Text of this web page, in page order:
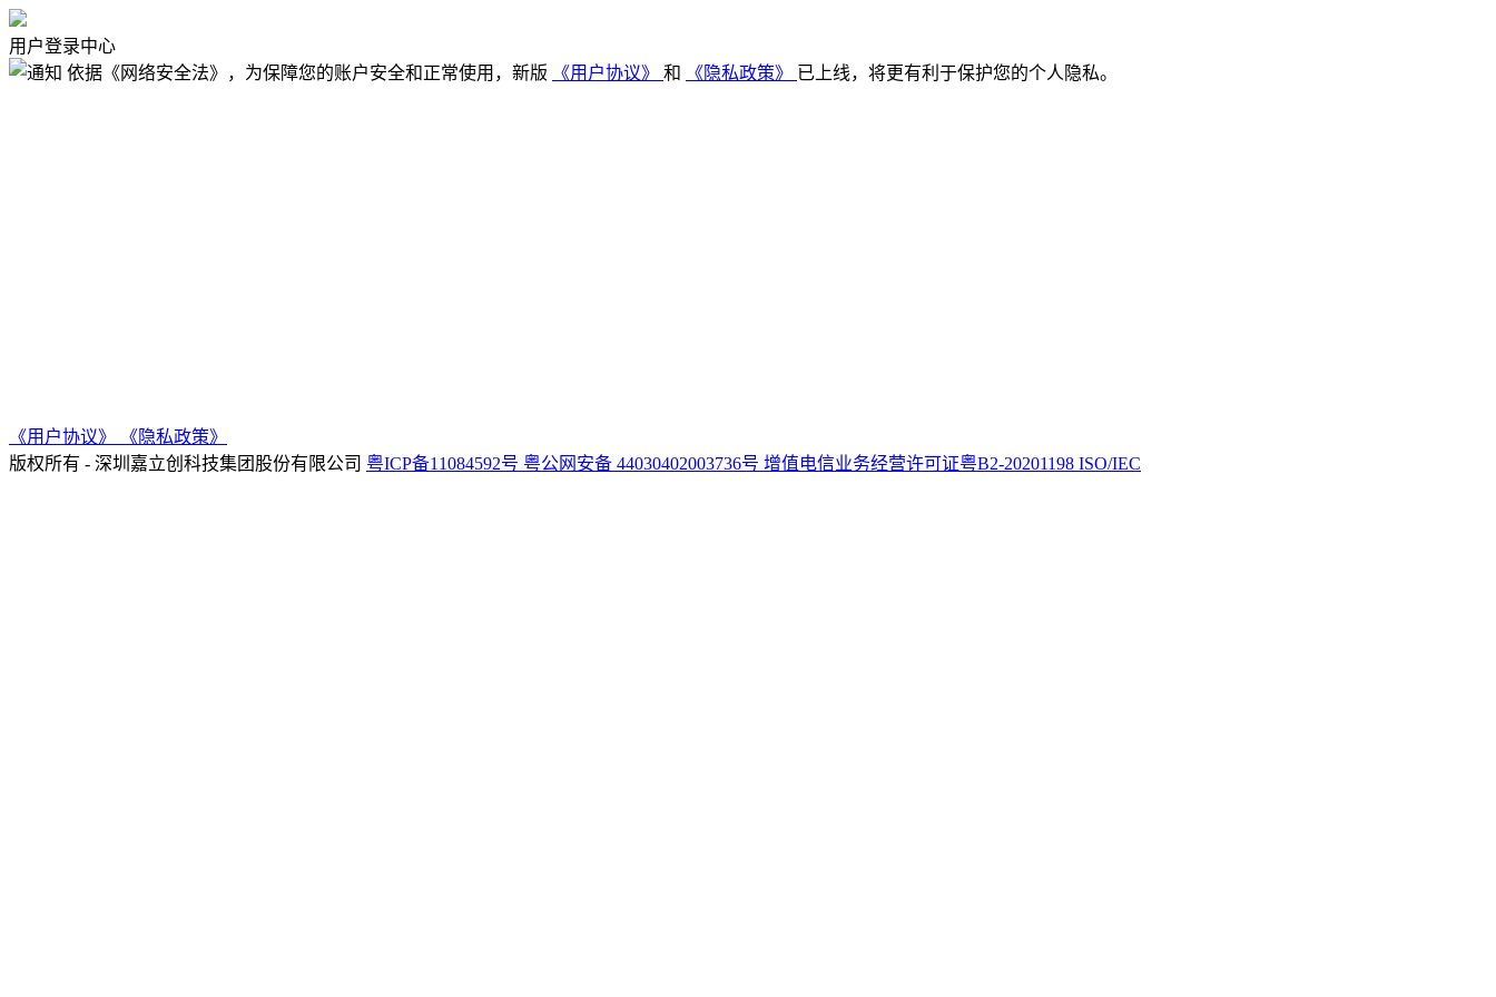
用户登录中心
依据《网络安全法》，为保障您的账户安全和正常使用，新版
《用户协议》 和 《隐私政策》 已上线，将更有利于保护您的个人隐私。
《用户协议》
《隐私政策》
版权所有 - 深圳嘉立创科技集团股份有限公司 粤ICP备11084592号 粤公网安备 44030402003736号 增值电信业务经营许可证粤B2-20201198 ISO/IEC